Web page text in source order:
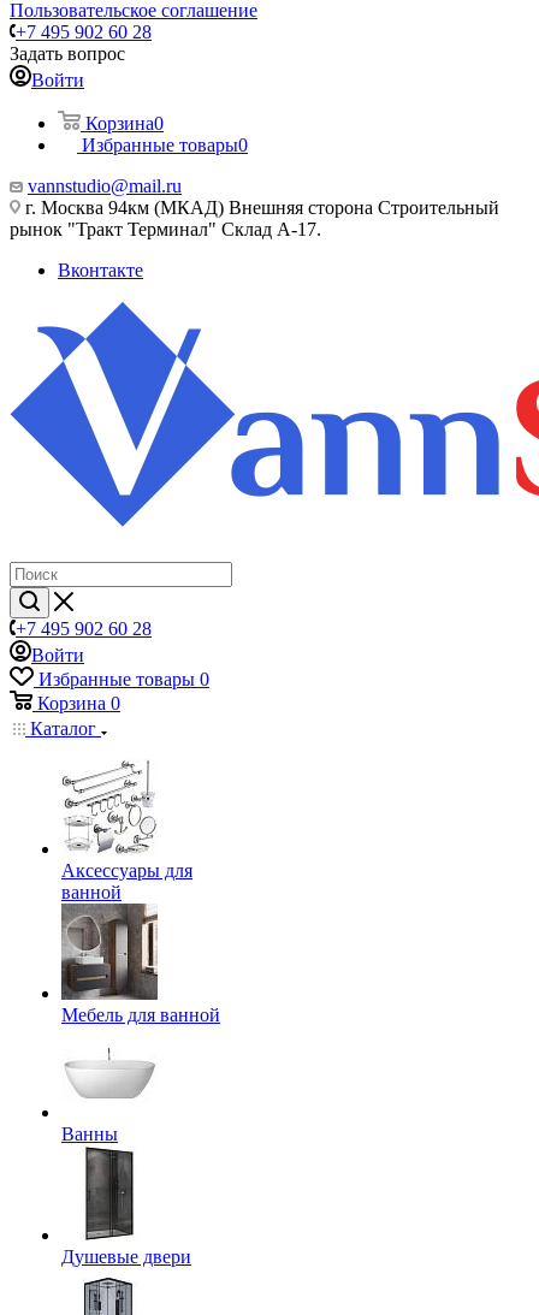
Пользовательское соглашение
+7 495 902 60 28
Задать вопрос
Войти
Корзина0
Избранные товары0
vannstudio@mail.ru
г. Москва 94км (МКАД) Внешняя сторона Строительный
рынок "Тракт Терминал" Склад А-17.
Вконтакте
+7 495 902 60 28
Войти
Избранные товары 0
Корзина 0
Каталог
Аксессуары для
ванной
Мебель для ванной
Ванны
Душевые двери